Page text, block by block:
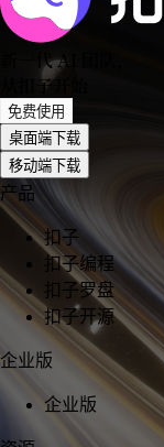
新一代 AI 团队
从扣子开始
免费使用
桌面端下载
移动端下载
产品
扣子
扣子编程
扣子罗盘
扣子开源
企业版
企业版